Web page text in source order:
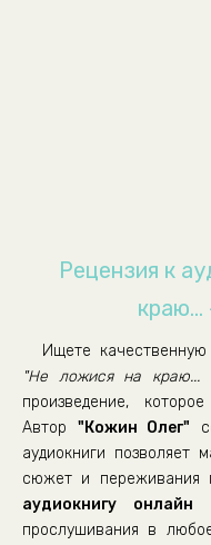
Рецензия к
Ищете качественную
"Не ложися на
произведение,
Автор "Кожин Олег"
аудиокниги позволяет
сюжет и переживания
аудиокнигу онлайн
прослушивания в